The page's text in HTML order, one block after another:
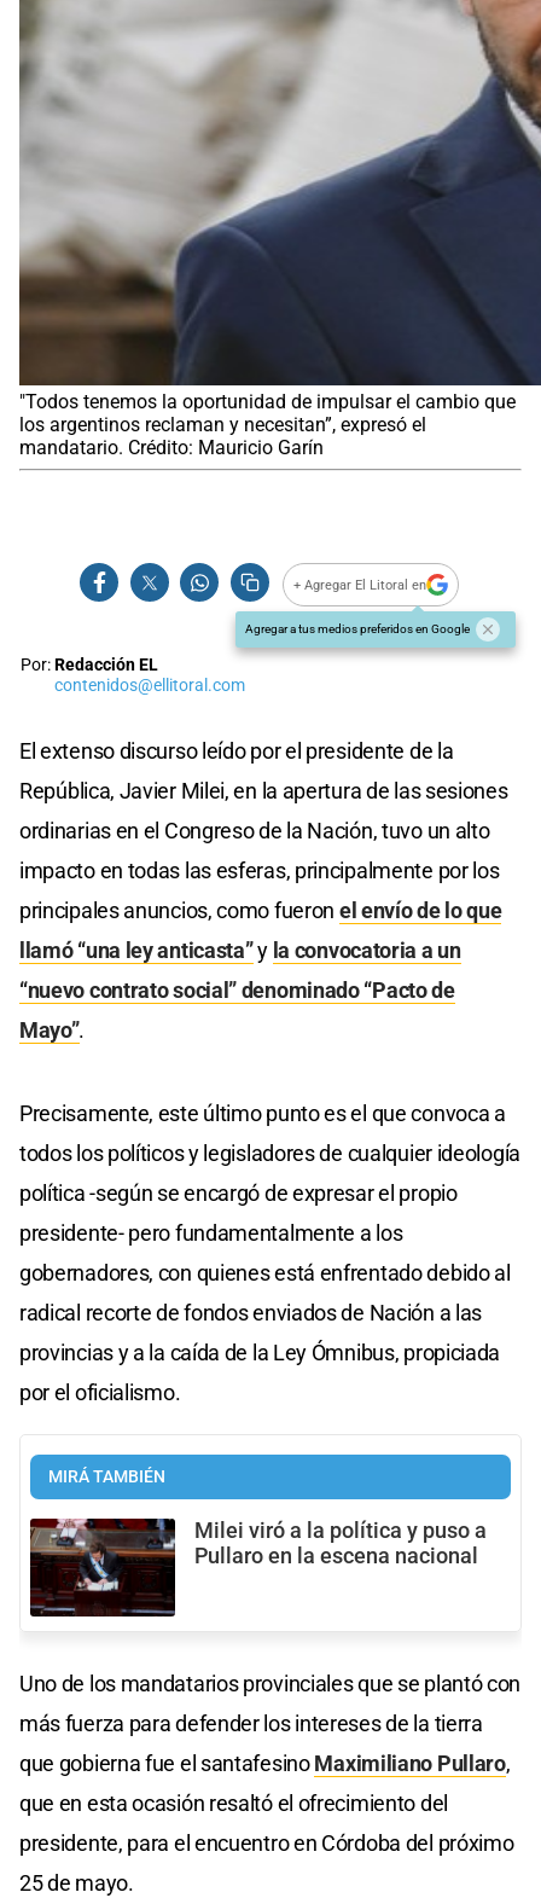
"Todos tenemos la oportunidad de impulsar el cambio que
los argentinos reclaman y necesitan”, expresó el
mandatario. Crédito: Mauricio Garín
+ Agregar El Litoral en
Agregar a tus medios preferidos en Google
Por:Redacción EL
contenidos@ellitoral.com
El extenso discurso leído por el presidente de la
República, Javier Milei, en la apertura de las sesiones
ordinarias en el Congreso de la Nación, tuvo un alto
impacto en todas las esferas, principalmente por los
principales anuncios, como fueron el envío de lo que
llamó “una ley anticasta”y la convocatoria a un
“nuevo contrato social” denominado “Pacto de
Mayo”.
Precisamente, este último punto es el que convoca a
todos los políticos y legisladores de cualquier ideología
política -según se encargó de expresar el propio
presidente- pero fundamentalmente a los
gobernadores, con quienes está enfrentado debido al
radical recorte de fondos enviados de Nación a las
provincias y a la caída de la Ley Ómnibus, propiciada
por el oficialismo.
MIRÁ TAMBIÉN
Milei viró a la política y puso a
Pullaro en la escena nacional
Uno de los mandatarios provinciales que se plantó con
más fuerza para defender los intereses de la tierra
que gobierna fue el santafesinoMaximiliano Pullaro,
que en esta ocasión resaltó el ofrecimiento del
presidente, para el encuentro en Córdoba del próximo
25 de mayo.